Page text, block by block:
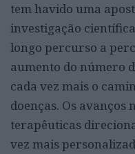
tem havido uma
investigação
longo percurso a
aumento do número
cada vez mais o
doenças. Os avanços
terapêuticas
vez mais